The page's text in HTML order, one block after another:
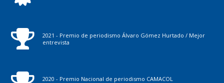
2021 - Premio de periodismo Álvaro Gómez Hurtado / Mejor
entrevista
2020 - Premio Nacional de periodismo CAMACOL